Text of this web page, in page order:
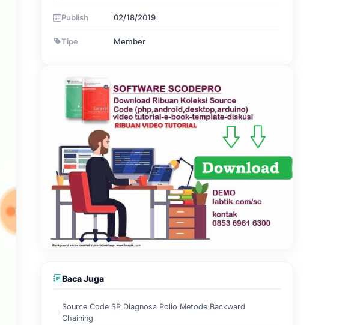
Publish 02/18/2019
Tipe Member
Baca Juga
Source Code SP Diagnosa Polio Metode Backward
Chaining